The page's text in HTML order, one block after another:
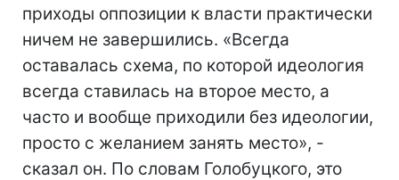
приходы оппозиции к власти практически
ничем не завершились. «Всегда
оставалась схема, по которой идеология
всегда ставилась на второе место, а
часто и вообще приходили без идеологии,
просто с желанием занять место», -
сказал он. По словам Голобуцкого, это